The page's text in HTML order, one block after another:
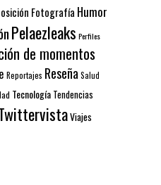
Fotografía Humor
Pelaezleaks Perfiles
de momentos
Reportajes ReseñaSalud
Tecnología Tendencias
Viajes